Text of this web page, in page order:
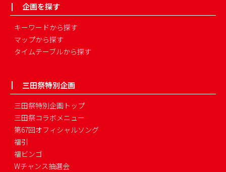
企画を探す
キーワードから探す
マップから探す
タイムテーブルから探す
三田祭特別企画
三田祭特別企画トップ
三田祭コラボメニュー
第67回オフィシャルソング
福引
福ビンゴ
Wチャンス抽選会